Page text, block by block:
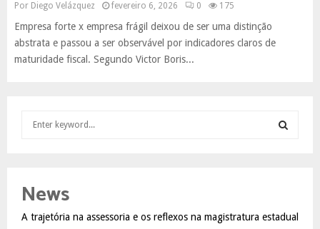
Por Diego Velázquez fevereiro 6, 2026 0 175
Empresa forte x empresa frágil deixou de ser uma distinção
abstrata e passou a ser observável por indicadores claros de
maturidade fiscal. Segundo Victor Boris...
h
o
A
News
A trajetória na assessoria e os reflexos na magistratura estadual